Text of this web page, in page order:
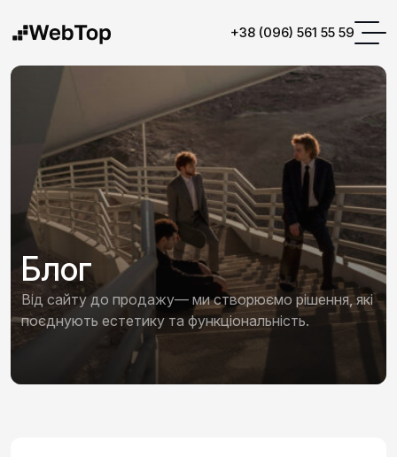
+38 (096) 561 55 59
Блог
Від сайту до продажу— ми створюємо рішення, які
поєднують естетику та функціональність.